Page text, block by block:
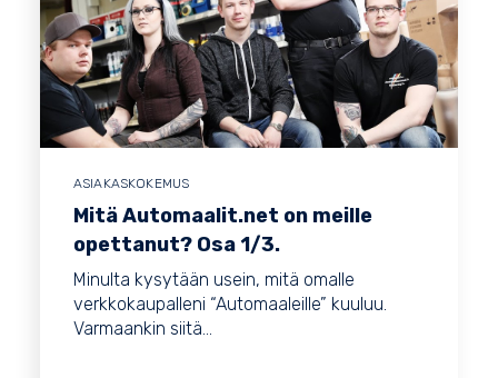
ASIAKASKOKEMUS
Mitä Automaalit.net on meille
opettanut? Osa 1/3.
Minulta kysytään usein, mitä omalle
verkkokaupalleni “Automaaleille” kuuluu.
Varmaankin siitä...